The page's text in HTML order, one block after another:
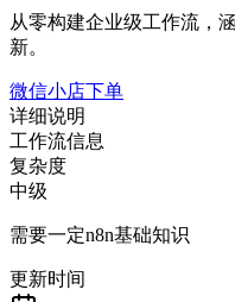
从零构建企业级工作流，
新。
微信小店下单
详细说明
工作流信息
复杂度
中级
需要一定n8n基础知识
更新时间